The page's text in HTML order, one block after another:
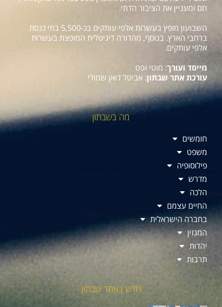
חם ומעניין את הציבור הדתי.
השבועון מופץ בעשרות אלפי עותקים בכ-5,500 בתי כנסת
ברחבי הארץ. בנוסף, מהדורה דיגיטלית המופצת בעשרות
אלפי עותקים.
מייסד ועורך: מוטי זפט
עורכת אתר שבתון: אביטל דואן שמולי
מה בשבתון
חומשים
משפט
פילוסופיה
מדרש
הלכה
החיים עצמם
בחברה הישראלית
המגזין
יהדות
תרבות
חדש באתר שבתון